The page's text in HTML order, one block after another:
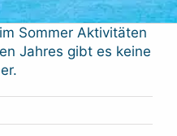
Sommer Aktivitäten
Jahres gibt es keine